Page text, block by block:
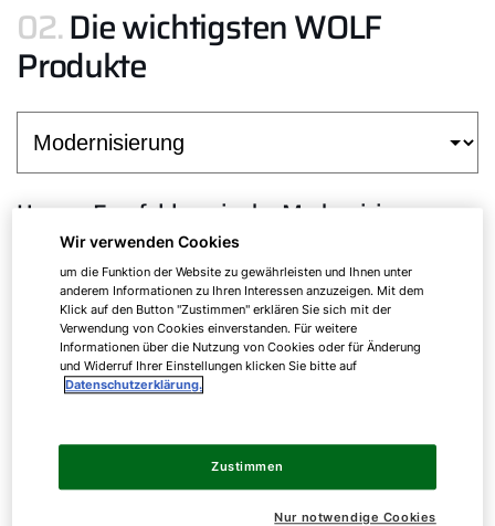
02.Die wichtigsten WOLF
Produkte
Unsere Empfehlung in der Modernisierung
Zur Produktübersicht
CHA-16/20 und CHA-20/24
Wir verwenden Cookies
um die Funktion der Website zu gewährleisten und Ihnen unter
anderem Informationen zu Ihren Interessen anzuzeigen. Mit dem
Klick auf den Button "Zustimmen" erklären Sie sich mit der
Verwendung von Cookies einverstanden. Für weitere
Informationen über die Nutzung von Cookies oder für Änderung
und Widerruf Ihrer Einstellungen klicken Sie bitte auf
Datenschutzerklärung.
Nur notwendige Cookies
Zustimmen